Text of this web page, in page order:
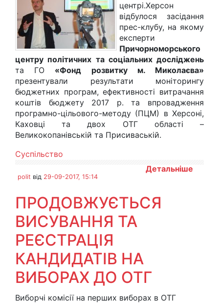
центрі.Херсон
відбулося засідання
прес-клубу, на якому
експерти
Причорноморського
центру політичних та соціальних досліджень
та ГО «Фонд розвитку м. Миколаєва»
презентували результати моніторингу
бюджетних програм, ефективності витрачання
коштів бюджету 2017 р. та впровадження
програмно-цільового-методу (ПЦМ) в Херсоні,
Каховці та двох ОТГ області –
Великокопанівській та Присиваській.
Суспільство
Детальніше
polit від 29-09-2017, 15:14
ПРОДОВЖУЄТЬСЯ
ВИСУВАННЯ ТА
РЕЄСТРАЦІЯ
КАНДИДАТІВ НА
ВИБОРАХ ДО ОТГ
Виборчі комісії на перших виборах в ОТГ